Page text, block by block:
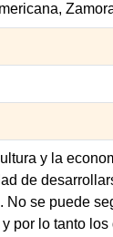
y la
de
No se puede
por lo tanto